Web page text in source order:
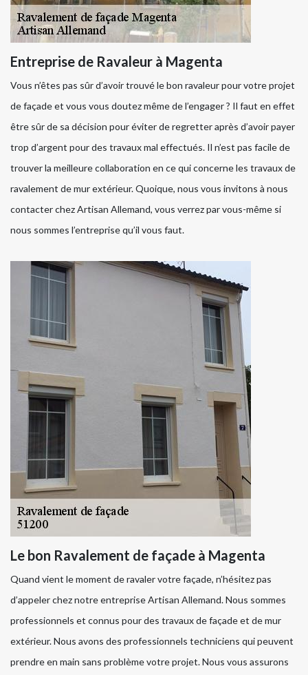
Entreprise de Ravaleur à Magenta
Vous n’êtes pas sûr d’avoir trouvé le bon ravaleur pour votre projet
de façade et vous vous doutez même de l’engager ? Il faut en effet
être sûr de sa décision pour éviter de regretter après d’avoir payer
trop d’argent pour des travaux mal effectués. Il n’est pas facile de
trouver la meilleure collaboration en ce qui concerne les travaux de
ravalement de mur extérieur. Quoique, nous vous invitons à nous
contacter chez Artisan Allemand, vous verrez par vous-même si
nous sommes l’entreprise qu’il vous faut.
Le bon Ravalement de façade à Magenta
Quand vient le moment de ravaler votre façade, n’hésitez pas
d’appeler chez notre entreprise Artisan Allemand. Nous sommes
professionnels et connus pour des travaux de façade et de mur
extérieur. Nous avons des professionnels techniciens qui peuvent
prendre en main sans problème votre projet. Nous vous assurons